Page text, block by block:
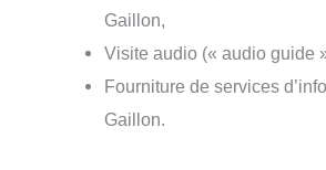
Gaillon,
Visite audio (« audio guide
Fourniture de services
Gaillon.